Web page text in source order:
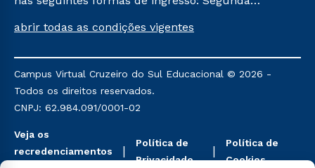
Já para as demais, a taxa de matrícula será de R$
mencionadas são referentes aos cursos: Ensino
Religioso, Geografia para a Docência e Metodologia
do Ensino de História: Questões Atuais.
abrir todas as condições vigentes
Campus Virtual Cruzeiro do Sul Educacional © 2026 -
Todos os direitos reservados.
CNPJ: 62.984.091/0001-02
Veja os
recredenciamentos
Política de
Privacidade
Política de
Cookies